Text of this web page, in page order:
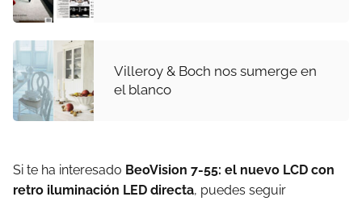
Villeroy & Boch nos sumerge en
el blanco
Si te ha interesado BeoVision 7-55: el nuevo LCD con
retro iluminación LED directa, puedes seguir